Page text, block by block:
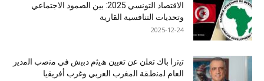
الاقتصاد التونسي 2025: بين الصمود الاجتماعي
وتحديات التنافسية القارية
2025-12-24
ﺗﯾﺗرا ﺑﺎك ﺗﻌﻠن ﻋن ﺗﻌﯾﯾن ھﯾﺛم دﺑﯾش ﻓﻲ ﻣﻧﺻب اﻟﻣدﯾر
اﻟﻌﺎم ﻟﻣﻧطﻘﺔ اﻟﻣﻐرب اﻟﻌرﺑﻲ وﻏرب أﻓرﯾﻘﯾﺎ